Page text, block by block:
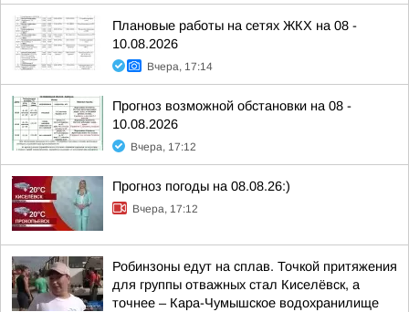
Плановые работы на сетях ЖКХ на 08 -
10.08.2026
Вчера, 17:14
Прогноз возможной обстановки на 08 -
10.08.2026
Вчера, 17:12
Прогноз погоды на 08.08.26:)
Вчера, 17:12
Робинзоны едут на сплав. Точкой притяжения
для группы отважных стал Киселёвск, а
точнее – Кара-Чумышское водохранилище